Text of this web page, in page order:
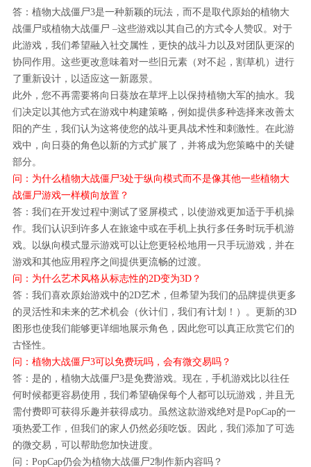
答：植物大战僵尸3是一种新颖的玩法，而不是取代原始的植物大
战僵尸或植物大战僵尸 –这些游戏以其自己的方式令人赞叹。对于
此游戏，我们希望融入社交属性，更快的战斗力以及对团队更深的
协同作用。这些更改意味着对一些旧元素（对不起，割草机）进行
了重新设计，以适应这一新愿景。
此外，您不再需要将向日葵放在草坪上以保持植物大军的抽水。我
们决定以其他方式在游戏中构建策略，例如提供多种选择来改善太
阳的产生，我们认为这将使您的战斗更具战术性和刺激性。在此游
戏中，向日葵的角色以新的方式扩展了，并将成为您策略中的关键
部分。
问：为什么植物大战僵尸3处于纵向模式而不是像其他一些植物大
战僵尸游戏一样横向放置？
答：我们在开发过程中测试了竖屏模式，以使游戏更加适于手机操
作。我们认识到许多人在旅途中或在手机上执行多任务时玩手机游
戏。以纵向模式显示游戏可以让您更轻松地用一只手玩游戏，并在
游戏和其他应用程序之间提供更流畅的过渡。
问：为什么艺术风格从标志性的2D变为3D？
答：我们喜欢原始游戏中的2D艺术，但希望为我们的品牌提供更多
的灵活性和未来的艺术机会（伙计们，我们有计划！）。更新的3D
图形也使我们能够更详细地展示角色，因此您可以真正欣赏它们的
古怪性。
问：植物大战僵尸3可以免费玩吗，会有微交易吗？
答：是的，植物大战僵尸3是免费游戏。现在，手机游戏比以往任
何时候都更容易使用，我们希望确保每个人都可以玩游戏，并且无
需付费即可获得乐趣并获得成功。虽然这款游戏绝对是PopCap的一
项热爱工作，但我们的家人仍然必须吃饭。因此，我们添加了可选
的微交易，可以帮助您加快进度。
问：PopCap仍会为植物大战僵尸2制作新内容吗？